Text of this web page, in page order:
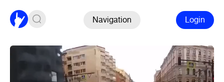
Navigation Login